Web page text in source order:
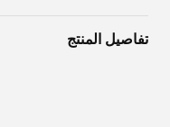
تفاصيل المنتج